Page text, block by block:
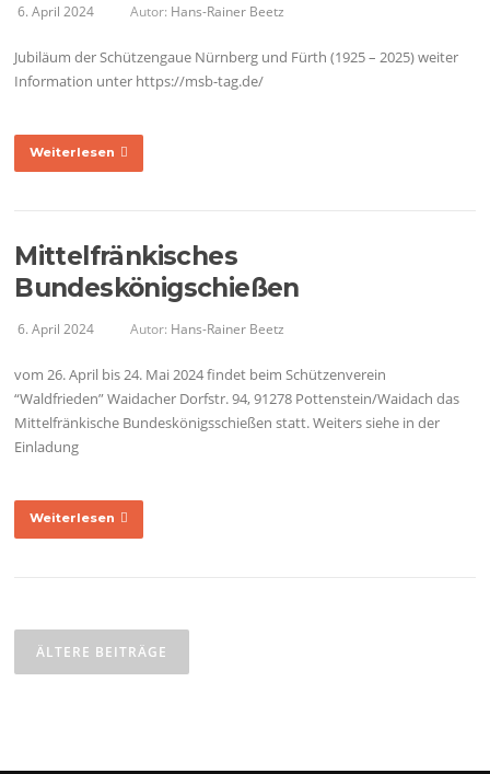
6. April 2024 Autor: Hans-Rainer Beetz
Jubiläum der Schützengaue Nürnberg und Fürth (1925 – 2025) weiter
Information unter https://msb-tag.de/
Weiterlesen
Mittelfränkisches
Bundeskönigschießen
6. April 2024 Autor: Hans-Rainer Beetz
vom 26. April bis 24. Mai 2024 findet beim Schützenverein
“Waldfrieden” Waidacher Dorfstr. 94, 91278 Pottenstein/Waidach das
Mittelfränkische Bundeskönigsschießen statt. Weiters siehe in der
Einladung
Weiterlesen
ÄLTERE BEITRÄGE